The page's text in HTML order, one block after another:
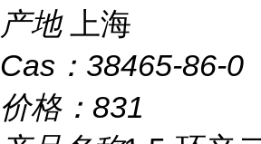
产地
上海
Cas： 38465-86-0
价格： 831